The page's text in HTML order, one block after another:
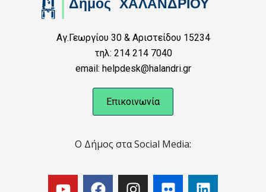
Αγ.Γεωργίου 30 & Αριστείδου 15234
τηλ: 214 214 7040
email: helpdesk@halandri.gr
Επικοινωνία
Ο Δήμος στα Social Media: